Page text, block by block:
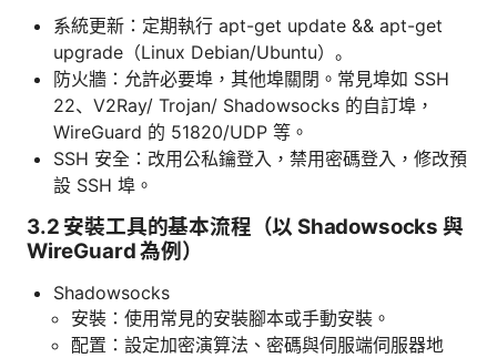
系統更新：定期執行 apt-get update && apt-get
upgrade（Linux Debian/Ubuntu）。
防火牆：允許必要埠，其他埠關閉。常見埠如 SSH
22、V2Ray/ Trojan/ Shadowsocks 的自訂埠，
WireGuard 的 51820/UDP 等。
SSH 安全：改用公私鑰登入，禁用密碼登入，修改預
設 SSH 埠。
3.2 安裝工具的基本流程（以 Shadowsocks 與
WireGuard 為例）
Shadowsocks
安裝：使用常見的安裝腳本或手動安裝。
配置：設定加密演算法、密碼與伺服端伺服器地